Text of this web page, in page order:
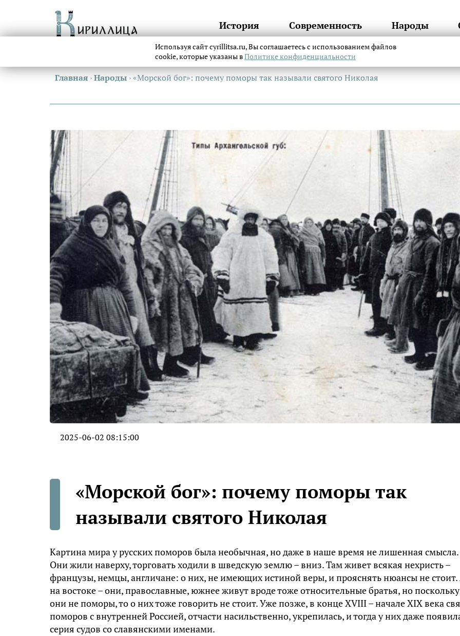
История Современность Народы
Главная ›Народы ›«Морской бог»: почему поморы так называли святого Николая
2025-06-02 08:15:00
«Морской бог»: почему поморы так
называли святого Николая
Картина мира у русских поморов была необычная, но даже в наше время не лишенная смысла.
Они жили наверху, торговать ходили в шведскую землю – вниз. Там живет всякая нехристь –
французы, немцы, англичане: о них, не имеющих истиной веры, и прояснять нюансы не стоит.
на востоке – они, православные, южнее живут вроде тоже относительные братья, но поскольку
они не поморы, то о них тоже говорить не стоит. Уже позже, в конце XVIII – начале XIX века
поморов с внутренней Россией, отчасти насильственно, укрепилась, и тогда у них даже
серия судов со славянскими именами.
Используя сайт cyrillitsa.ru, Вы соглашаетесь с использованием файлов
cookie, которые указаны вПолитике конфиденциальности